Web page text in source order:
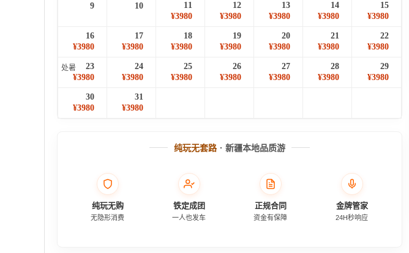
9 10
11
¥3980
12
¥3980
13
¥3980
14
¥3980
15
¥3980
16
¥3980
17
¥3980
18
¥3980
19
¥3980
20
¥3980
21
¥3980
22
¥3980
处暑
23
¥3980
24
¥3980
25
¥3980
26
¥3980
27
¥3980
28
¥3980
29
¥3980
30
¥3980
31
¥3980
纯玩无套路 · 新疆本地品质游
纯玩无购
无隐形消费
铁定成团
一人也发车
正规合同
资金有保障
金牌管家
24H秒响应